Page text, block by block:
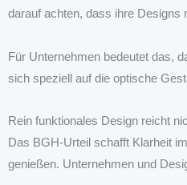
darauf achten, dass ihre Designs
Für Unternehmen bedeutet das,
sich speziell auf die optische
Rein funktionales Design reicht
Das BGH-Urteil schafft Klarheit
genießen. Unternehmen und